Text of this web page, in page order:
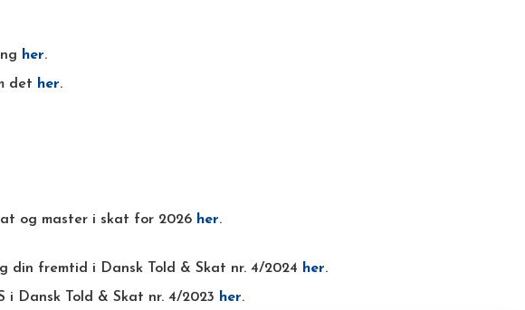
her.
det her.
og master i skat for 2026 her.
din fremtid i Dansk Told & Skat nr. 4/2024 her.
i Dansk Told & Skat nr. 4/2023 her.